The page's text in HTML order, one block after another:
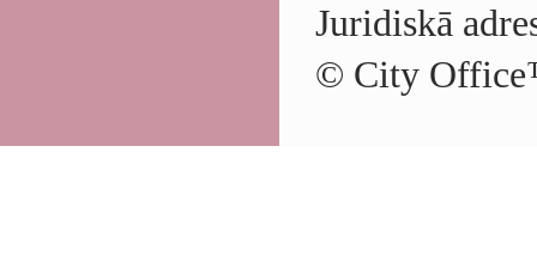
Juridiskā
© City Office